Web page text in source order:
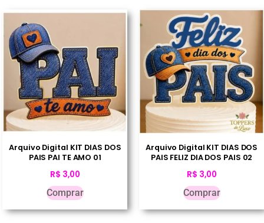
Arquivo Digital KIT DIAS DOS
PAIS PAI TE AMO 01
R$ 3,00
Comprar
Arquivo Digital KIT DIAS DOS
PAIS FELIZ DIA DOS PAIS 02
R$ 3,00
Comprar